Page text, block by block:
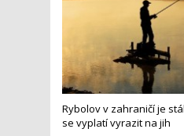
Rybolov v zahraničí je
se vyplatí vyrazit na jih